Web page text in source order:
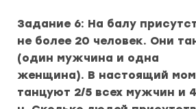
Задание 6: На балу
не более 20 человек. Они
(один мужчина и одна
женщина). В настоящий
танцуют 2/5 всех мужчин и